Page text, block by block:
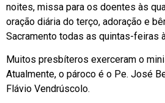
noites, missa para os doentes às
oração diária do terço, adoração e
Sacramento todas as quintas-feiras
Muitos presbíteros exerceram o
Atualmente, o pároco é o Pe. José
Flávio Vendrúscolo.